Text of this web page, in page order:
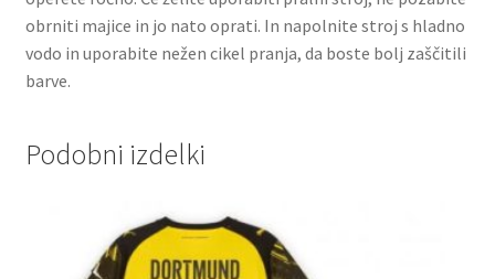
obrniti majice in jo nato oprati. In napolnite stroj s hladno
vodo in uporabite nežen cikel pranja, da boste bolj zaščitili
barve.
Podobni izdelki